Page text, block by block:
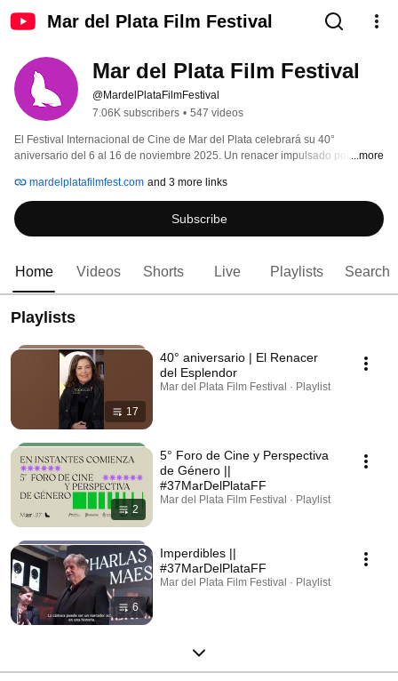
Mar del Plata Film Festival
Mar del Plata Film Festival
@MardelPlataFilmFestival
7.06K subscribers • 547 videos
El Festival Internacional de Cine de Mar del Plata celebrará su 40°
aniversario del 6 al 16 de noviembre 2025. Un renacer impulsado por una
la eficiencia y celebración de la industria audiovisual.
...more
mardelplatafilmfest.com and 3 more links
Subscribe
Home Videos Shorts Live Playlists Search
Playlists
17
40° aniversario | El Renacer
del Esplendor
Mar del Plata Film Festival · Playlist
2
5° Foro de Cine y Perspectiva
de Género ||
#37MarDelPlataFF
Mar del Plata Film Festival · Playlist
6
Imperdibles ||
#37MarDelPlataFF
Mar del Plata Film Festival · Playlist